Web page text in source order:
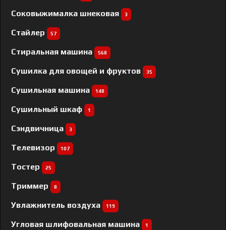
Соковыжималка шнековая 3
Стайлер 57
Стиральная машина 568
Сушилка для овощей и фруктов 35
Сушильная машина 148
Сушильный шкаф 1
Сэндвичница 3
Телевизор 107
Тостер 25
Триммер 8
Увлажнитель воздуха 119
Угловая шлифовальная машина 1